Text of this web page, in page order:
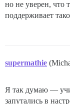
но не уверен, что
поддерживает
supermathie
Я так думаю —
запутались в